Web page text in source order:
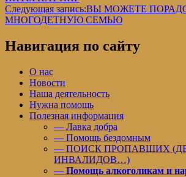
Следующая запись:ВЫ МОЖЕТЕ
МНОГОДЕТНУЮ СЕМЬЮ
Навигация по сайту
О нас
Новости
Наша деятельность
Нужна помощь
Полезная информация
— Лавка добра
— Помощь бездомным
— ПОИСК ПРОПАВШИХ
ИНВАЛИДОВ…)
— Помощь алкоголикам и